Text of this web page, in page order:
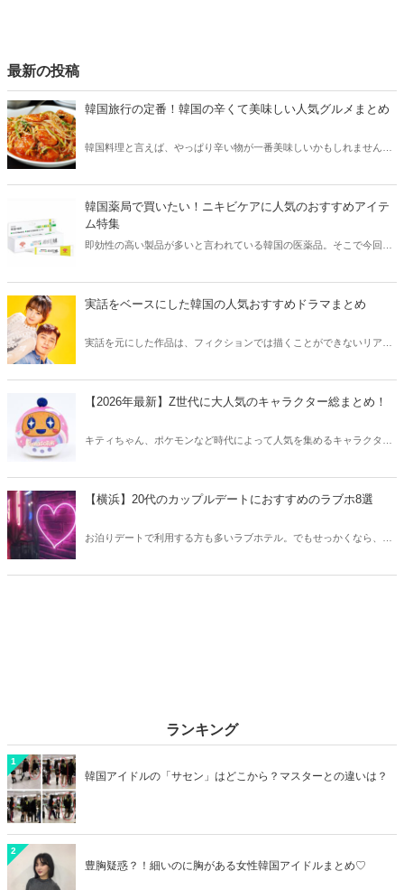
最新の投稿
韓国旅行の定番！韓国の辛くて美味しい人気グルメまとめ
韓国料理と言えば、やっぱり辛い物が一番美味しいかもしれません。
方も必見です。
韓国薬局で買いたい！ニキビケアに人気のおすすめアイテ
ム特集
即効性の高い製品が多いと言われている韓国の医薬品。そこで今回は
う。
実話をベースにした韓国の人気おすすめドラマまとめ
実話を元にした作品は、フィクションでは描くことができないリアル
【2026年最新】Z世代に大人気のキャラクター総まとめ！
キティちゃん、ポケモンなど時代によって人気を集めるキャラクター
クしてみましょう。
【横浜】20代のカップルデートにおすすめのラブホ8選
お泊りデートで利用する方も多いラブホテル。でもせっかくなら、キ
ランキング
1
韓国アイドルの「サセン」はどこから？マスターとの違いは？
2
豊胸疑惑？！細いのに胸がある女性韓国アイドルまとめ♡